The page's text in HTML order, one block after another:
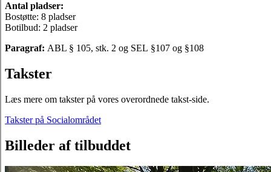
Antal pladser:
Bostøtte: 8 pladser
Botilbud: 2 pladser
Paragraf: ABL § 105, stk. 2 og SEL §107 og §108
Takster
Læs mere om takster på vores overordnede takst-side.
Takster på Socialområdet
Billeder af tilbuddet